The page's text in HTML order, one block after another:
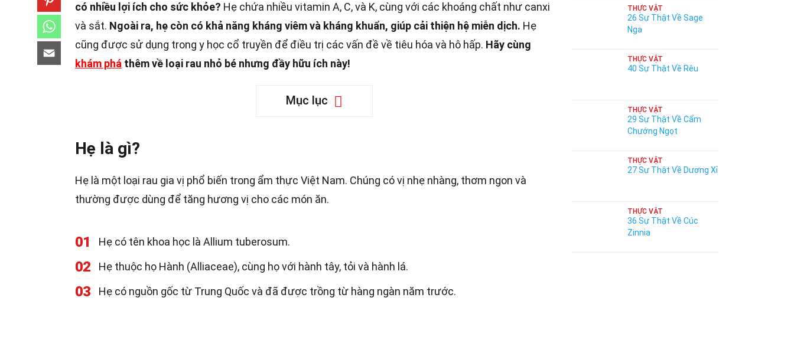
có nhiều lợi ích cho sức khỏe? Hẹ chứa nhiều vitamin A, C, và K, cùng với các khoáng chất như canxi
và sắt. Ngoài ra, hẹ còn có khả năng kháng viêm và kháng khuẩn, giúp cải thiện hệ miễn dịch. Hẹ
cũng được sử dụng trong y học cổ truyền để điều trị các vấn đề về tiêu hóa và hô hấp. Hãy cùng
khám phá thêm về loại rau nhỏ bé nhưng đầy hữu ích này!
Mục lục
Hẹ là gì?
Hẹ là một loại rau gia vị phổ biến trong ẩm thực Việt Nam. Chúng có vị nhẹ nhàng, thơm ngon và
thường được dùng để tăng hương vị cho các món ăn.
01 Hẹ có tên khoa học là Allium tuberosum.
02 Hẹ thuộc họ Hành (Alliaceae), cùng họ với hành tây, tỏi và hành lá.
03 Hẹ có nguồn gốc từ Trung Quốc và đã được trồng từ hàng ngàn năm trước.
THỰC VẬT
26 Sự Thật Về Sage
Nga
THỰC VẬT
40 Sự Thật Về Rêu
THỰC VẬT
29 Sự Thật Về Cẩm
Chướng Ngọt
THỰC VẬT
27 Sự Thật Về Dương Xỉ
THỰC VẬT
36 Sự Thật Về Cúc
Zinnia